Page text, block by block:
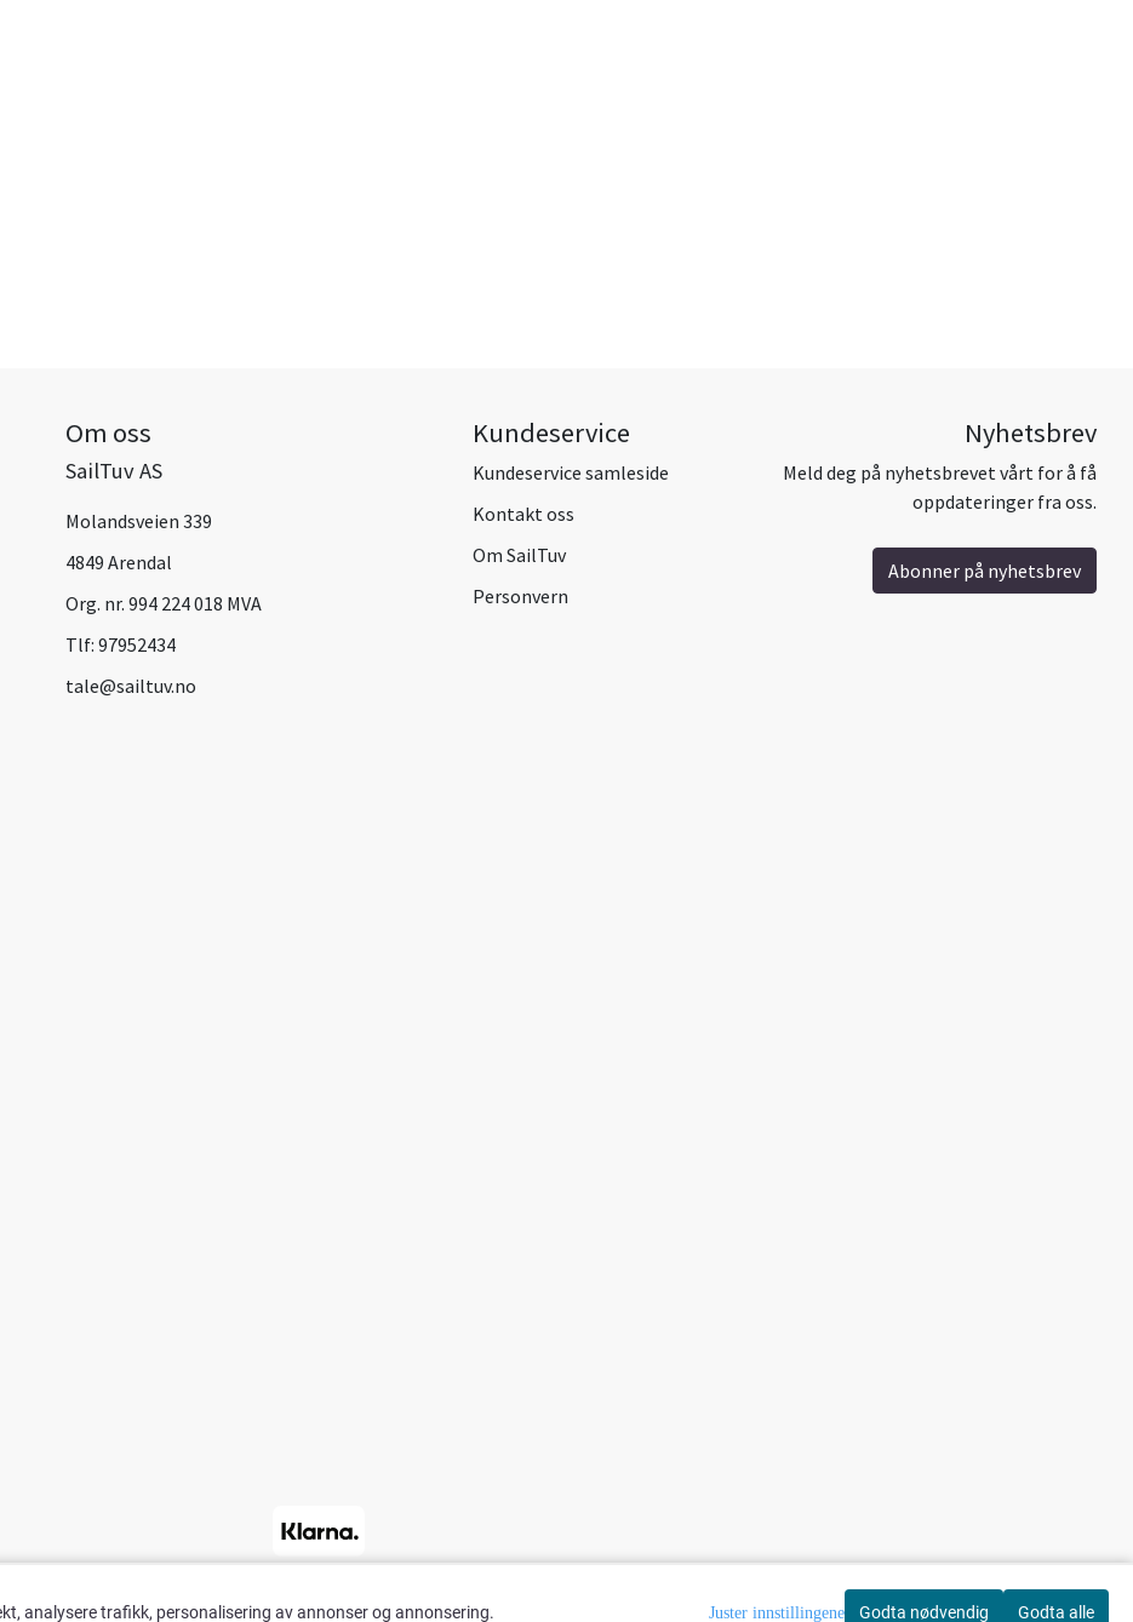
Om oss
SailTuv AS
Molandsveien 339
4849 Arendal
Org. nr. 994 224 018 MVA
Tlf: 97952434
tale@sailtuv.no
Kundeservice
Kundeservice samleside
Kontakt oss
Om SailTuv
Personvern
Nyhetsbrev
Meld deg på nyhetsbrevet vårt for å få
oppdateringer fra oss.
Abonner på nyhetsbrev
analysere trafikk, personalisering av annonser og annonsering. Godta nødvendig Godta alle
Juster innstillingene